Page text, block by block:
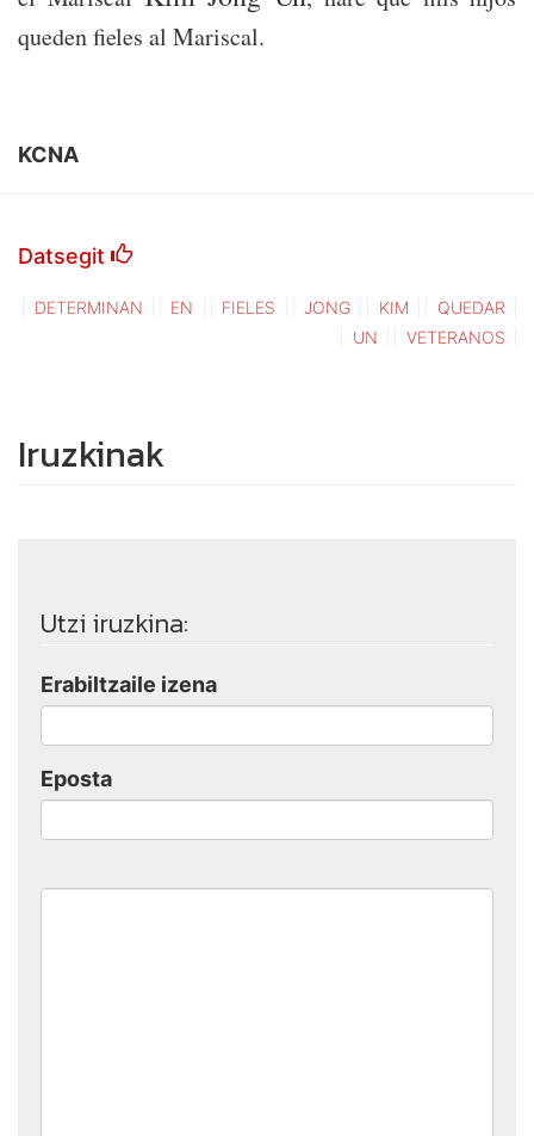
queden fieles al Mariscal.
KCNA
Datsegit
DETERMINAN EN FIELES JONG KIM
QUEDAR
UN
VETERANOS
Iruzkinak
Utzi iruzkina:
Erabiltzaile izena
Eposta